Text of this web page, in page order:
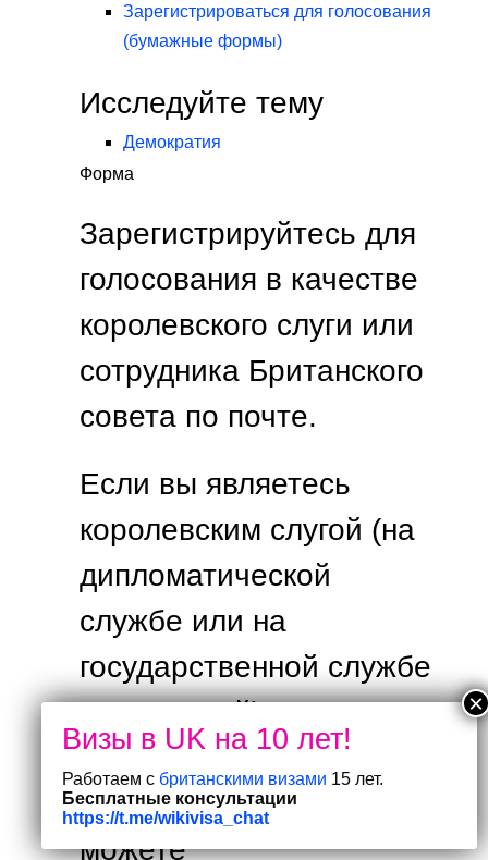
Зарегистрироваться для голосования
(бумажные формы)
Исследуйте тему
Демократия
Форма
Зарегистрируйтесь для
голосования в качестве
королевского слуги или
сотрудника Британского
совета по почте.
Если вы являетесь
королевским слугой (на
дипломатической
службе или на
государственной службе
за границей) или
сотрудником
Британского совета, вы
можете
Работаем с британскими визами 15 лет.
Бесплатные консультации
https://t.me/wikivisa_chat